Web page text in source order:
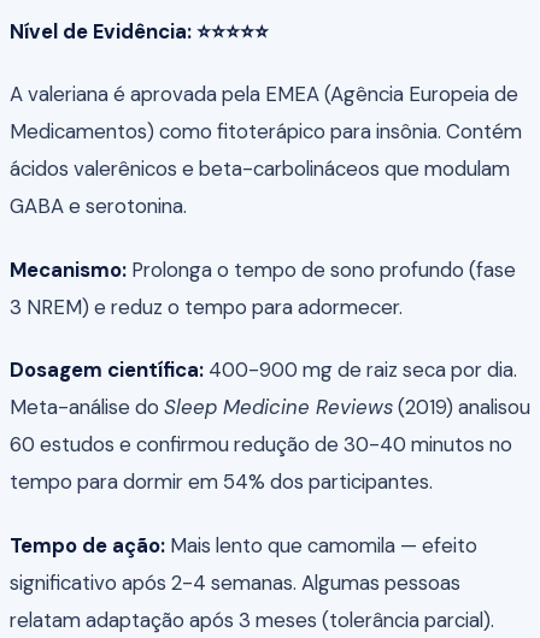
Nível de Evidência: ⭐⭐⭐⭐⭐
A valeriana é aprovada pela EMEA (Agência Europeia de
Medicamentos) como fitoterápico para insônia. Contém
ácidos valerênicos e beta-carbolináceos que modulam
GABA e serotonina.
Mecanismo: Prolonga o tempo de sono profundo (fase
3 NREM) e reduz o tempo para adormecer.
Dosagem científica: 400-900 mg de raiz seca por dia.
Meta-análise do Sleep Medicine Reviews(2019) analisou
60 estudos e confirmou redução de 30-40 minutos no
tempo para dormir em 54% dos participantes.
Tempo de ação: Mais lento que camomila — efeito
significativo após 2-4 semanas. Algumas pessoas
relatam adaptação após 3 meses (tolerância parcial).